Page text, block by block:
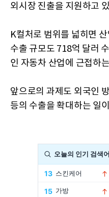
외시장 진출을 지원하고
K컬처로 범위를 넓히면
수출 규모도 718억 달러
인 자동차 산업에 근접하
앞으로의 과제도 외국인
등의 수출을 확대하는 일